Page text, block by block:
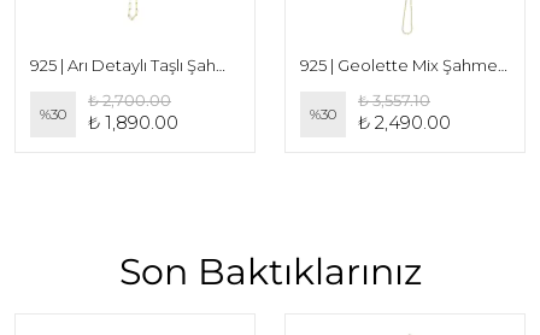
%30
₺ 2,700.00
₺ 1,890.00 %30
₺ 3,557.10
₺ 2,490.00
Son Baktıklarınız